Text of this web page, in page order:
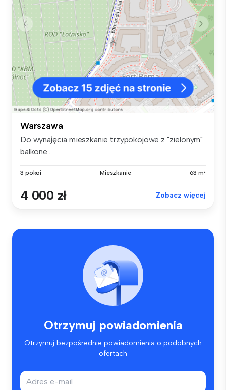
Warszawa
Do wynajęcia mieszkanie trzypokojowe z "zielonym"
balkone...
3 pokoi Mieszkanie 63 m²
4 000 zł Zobacz więcej
Otrzymuj powiadomienia
Otrzymuj bezpośrednie powiadomienia o podobnych
ofertach